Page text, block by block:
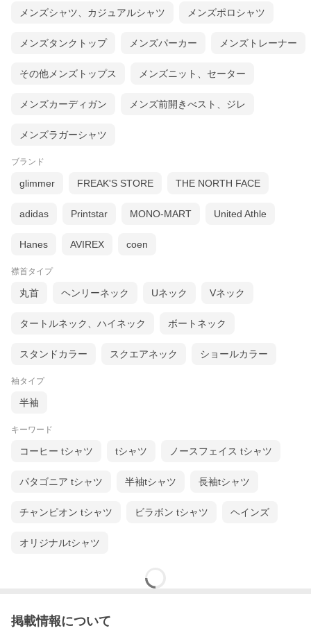
メンズシャツ、カジュアルシャツ メンズポロシャツ
メンズタンクトップ メンズパーカー メンズトレーナー
その他メンズトップス メンズニット、セーター
メンズカーディガン メンズ前開きべスト、ジレ
メンズラガーシャツ
ブランド
glimmer FREAK'S STORE THE NORTH FACE
adidas Printstar MONO-MART United Athle
Hanes AVIREX coen
襟首タイプ
丸首 ヘンリーネック Uネック Vネック
タートルネック、ハイネック ボートネック
スタンドカラー スクエアネック ショールカラー
袖タイプ
半袖
キーワード
コーヒー tシャツ tシャツ ノースフェイス tシャツ
パタゴニア tシャツ 半袖tシャツ 長袖tシャツ
チャンピオン tシャツ ビラボン tシャツ ヘインズ
オリジナルtシャツ
掲載情報について